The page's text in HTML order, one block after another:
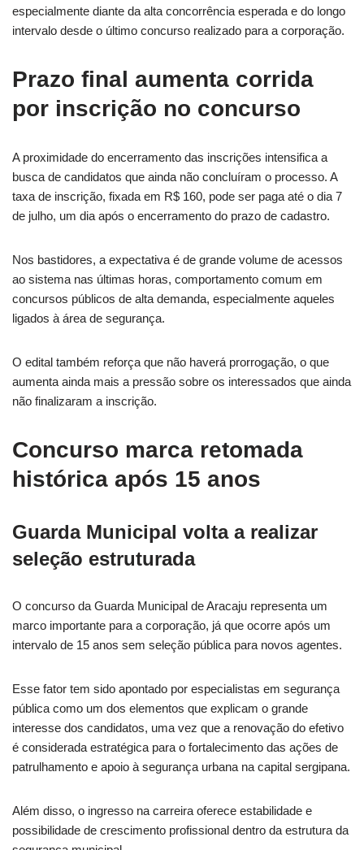
especialmente diante da alta concorrência esperada e do longo
intervalo desde o último concurso realizado para a corporação.
Prazo final aumenta corrida
por inscrição no concurso
A proximidade do encerramento das inscrições intensifica a
busca de candidatos que ainda não concluíram o processo. A
taxa de inscrição, fixada em R$ 160, pode ser paga até o dia 7
de julho, um dia após o encerramento do prazo de cadastro.
Nos bastidores, a expectativa é de grande volume de acessos
ao sistema nas últimas horas, comportamento comum em
concursos públicos de alta demanda, especialmente aqueles
ligados à área de segurança.
O edital também reforça que não haverá prorrogação, o que
aumenta ainda mais a pressão sobre os interessados que ainda
não finalizaram a inscrição.
Concurso marca retomada
histórica após 15 anos
Guarda Municipal volta a realizar
seleção estruturada
O concurso da Guarda Municipal de Aracaju representa um
marco importante para a corporação, já que ocorre após um
intervalo de 15 anos sem seleção pública para novos agentes.
Esse fator tem sido apontado por especialistas em segurança
pública como um dos elementos que explicam o grande
interesse dos candidatos, uma vez que a renovação do efetivo
é considerada estratégica para o fortalecimento das ações de
patrulhamento e apoio à segurança urbana na capital sergipana.
Além disso, o ingresso na carreira oferece estabilidade e
possibilidade de crescimento profissional dentro da estrutura da